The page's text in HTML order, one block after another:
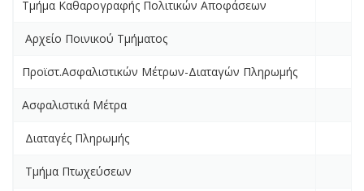
Τμήμα Καθαρογραφής Πολιτικών Αποφάσεων
Αρχείο Ποινικού Τμήματος
Προϊστ.Ασφαλιστικών Μέτρων-Διαταγών Πληρωμής
Ασφαλιστικά Μέτρα
Διαταγές Πληρωμής
Τμήμα Πτωχεύσεων